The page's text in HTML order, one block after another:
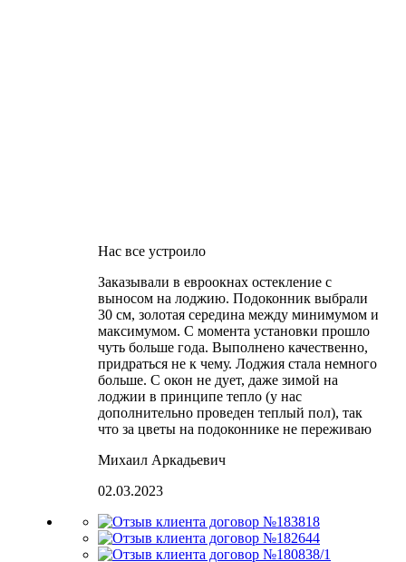
Нас все устроило
Заказывали в евроокнах остекление с
выносом на лоджию. Подоконник выбрали
30 см, золотая середина между минимумом и
максимумом. С момента установки прошло
чуть больше года. Выполнено качественно,
придраться не к чему. Лоджия стала немного
больше. С окон не дует, даже зимой на
лоджии в принципе тепло (у нас
дополнительно проведен теплый пол), так
что за цветы на подоконнике не переживаю
Михаил Аркадьевич
02.03.2023